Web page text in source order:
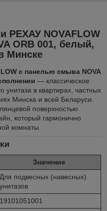
РЕХАУ NOVAFLOW
ORB 001, белый,
Минске
с панелью смыва NOVA
— классическое
в квартирах, частных
Минска и всей Беларуси.
поверхностью
который гармонично
комнаты.
Значение
Для подвесных (навесных)
унитазов
19101051001